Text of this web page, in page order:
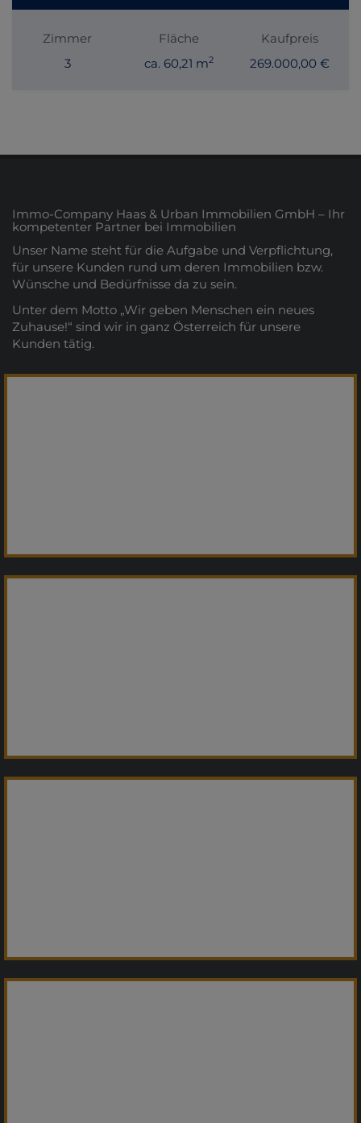
Zimmer
3
Fläche
ca. 60,21 m2
Kaufpreis
269.000,00 €
Immo-Company Haas & Urban Immobilien GmbH – Ihr
kompetenter Partner bei Immobilien
Unser Name steht für die Aufgabe und Verpflichtung,
für unsere Kunden rund um deren Immobilien bzw.
Wünsche und Bedürfnisse da zu sein.
Unter dem Motto „Wir geben Menschen ein neues
Zuhause!“ sind wir in ganz Österreich für unsere
Kunden tätig.